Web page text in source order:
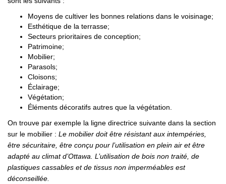
Moyens de cultiver les bonnes relations dans le voisinage;
Esthétique de la terrasse;
Secteurs prioritaires de conception;
Patrimoine;
Mobilier;
Parasols;
Cloisons;
Éclairage;
Végétation;
Éléments décoratifs autres que la végétation.
On trouve par exemple la ligne directrice suivante dans la section
sur le mobilier : Le mobilier doit être résistant aux intempéries,
être sécuritaire, être conçu pour l’utilisation en plein air et être
adapté au climat d’Ottawa. L’utilisation de bois non traité, de
plastiques cassables et de tissus non imperméables est
déconseillée.